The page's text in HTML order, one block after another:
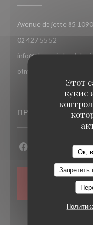
Этот
кукис
Ок,
Запретить
Avenue de jette 85
02 427 55 52
otmail.com
FacebookInstagram
НОВОСТНАЯ
РАССЫЛКА